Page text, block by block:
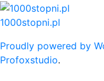
Skip
to
1000stopni.pl
Proudly powered by
Profoxstudio.